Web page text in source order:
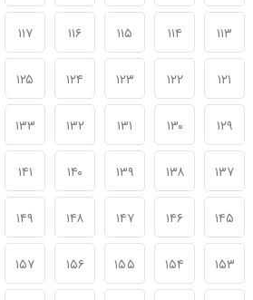
۱۱۳ ۱۱۴ ۱۱۵ ۱۱۶ ۱۱۷
۱۲۱ ۱۲۲ ۱۲۳ ۱۲۴ ۱۲۵
۱۲۹ ۱۳۰ ۱۳۱ ۱۳۲ ۱۳۳
۱۳۷ ۱۳۸ ۱۳۹ ۱۴۰ ۱۴۱
۱۴۵ ۱۴۶ ۱۴۷ ۱۴۸ ۱۴۹
۱۵۳ ۱۵۴ ۱۵۵ ۱۵۶ ۱۵۷